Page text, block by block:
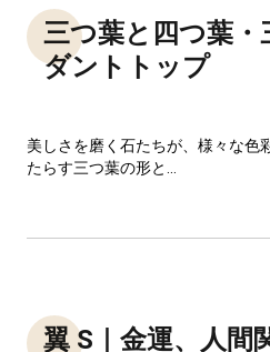
三つ葉と四つ葉
ダントトップ
美しさを磨く石たちが、様々な色
たらす三つ葉の形と...
翼 S｜金運、人間